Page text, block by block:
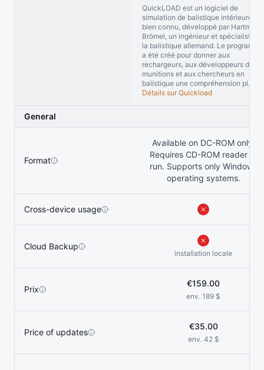
QuickLOAD est un logiciel de
simulation de balistique intérieure
bien connu, développé par Hartmut
Brömel, un ingénieur et spécialiste de
la balistique allemand. Le programme
a été créé pour donner aux
rechargeurs, aux développeurs de
munitions et aux chercheurs en
balistique une compréhension pl...
Détails sur Quickload
General
Format
Available on DC-ROM only.
Requires CD-ROM reader to
run. Supports only Windows
operating systems.
Cross-device usage
Cloud Backup
installation locale
Prix
€159.00
env. 189 $
Price of updates
€35.00
env. 42 $